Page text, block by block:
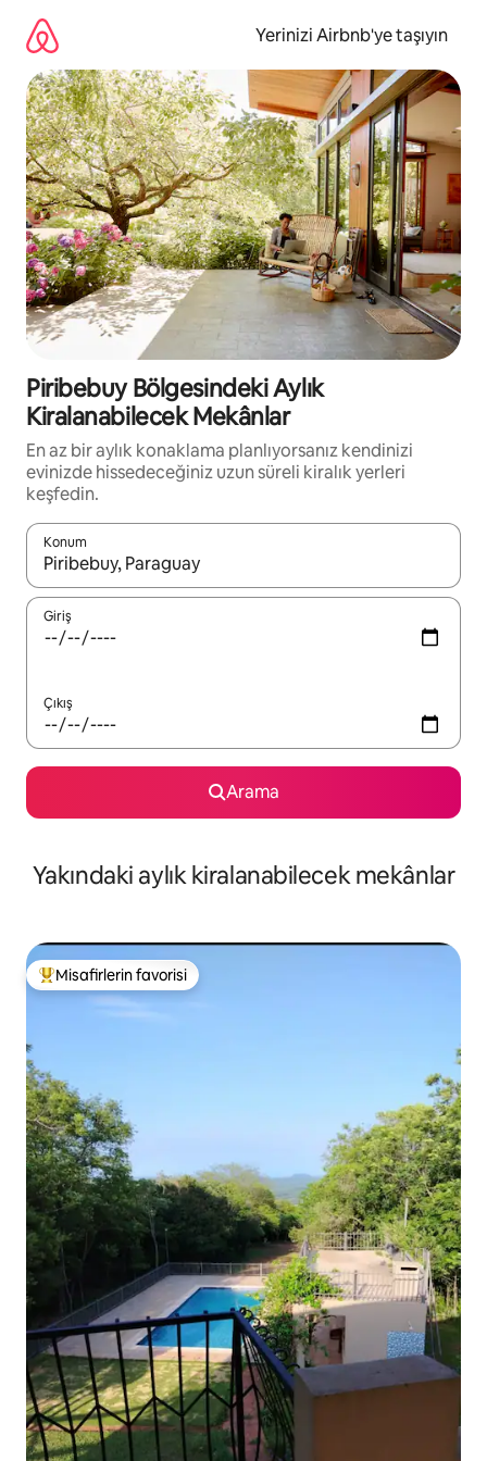
Yerinizi Airbnb'ye taşıyın
Piribebuy Bölgesindeki Aylık
Kiralanabilecek Mekânlar
En az bir aylık konaklama planlıyorsanız kendinizi
evinizde hissedeceğiniz uzun süreli kiralık yerleri
keşfedin.
Konum
Sonuçlar kullanılabilir olduğunda yukarı ve aşağı oklarıyla
Giriş
Çıkış
Arama
Yakındaki aylık kiralanabilecek mekânlar
Misafirlerin favorilerinden en beğenilenler arasında
Misafirlerin favorisi